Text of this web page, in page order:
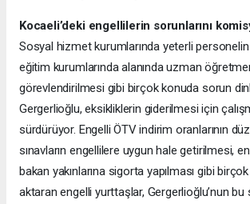
Kocaeli’deki engellilerin sorunlarını
Sosyal hizmet kurumlarında yeterli
eğitim kurumlarında alanında uzman
görevlendirilmesi gibi birçok konuda sorun
Gergerlioğlu, eksikliklerin giderilmesi için
sürdürüyor. Engelli ÖTV indirim oranlarının
sınavların engellilere uygun hale getirilmesi,
bakan yakınlarına sigorta yapılması gibi
aktaran engelli yurttaşlar, Gergerlioğlu’nun bu